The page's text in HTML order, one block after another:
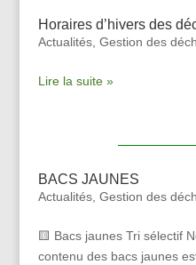
Horaires d’hivers des
Actualités, Gestion des
Lire la suite »
BACS JAUNES
Actualités, Gestion des
🟨 Bacs jaunes Tri sélectif
contenu des bacs jaunes